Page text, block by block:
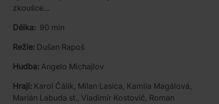
zkoušce...
Délka: 90 min
Režie: Dušan Rapoš
Hudba: Angelo Michajlov
Hrají: Karol Čálik, Milan Lasica, Kamila Magálová,
Marián Labuda st., Vladimír Kostovič, Roman